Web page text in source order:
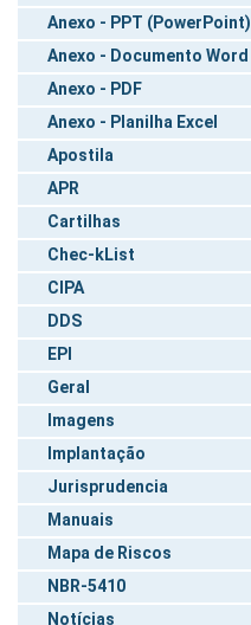
Anexo - PPT (PowerPoint)
Anexo - Documento Word
Anexo - PDF
Anexo - Planilha Excel
Apostila
APR
Cartilhas
Chec-kList
CIPA
DDS
EPI
Geral
Imagens
Implantação
Jurisprudencia
Manuais
Mapa de Riscos
NBR-5410
Notícias